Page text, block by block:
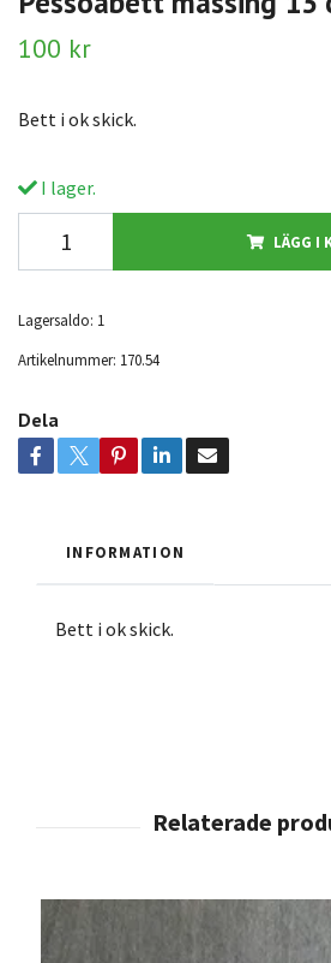
100 kr
Bett i ok skick.
I lager.
LÄGG I
Lagersaldo: 1
Artikelnummer: 170.54
Dela
INFORMATION
Bett i ok skick.